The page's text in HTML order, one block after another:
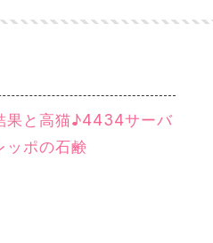
果と高猫♪4434サーバ
ッポの石鹸